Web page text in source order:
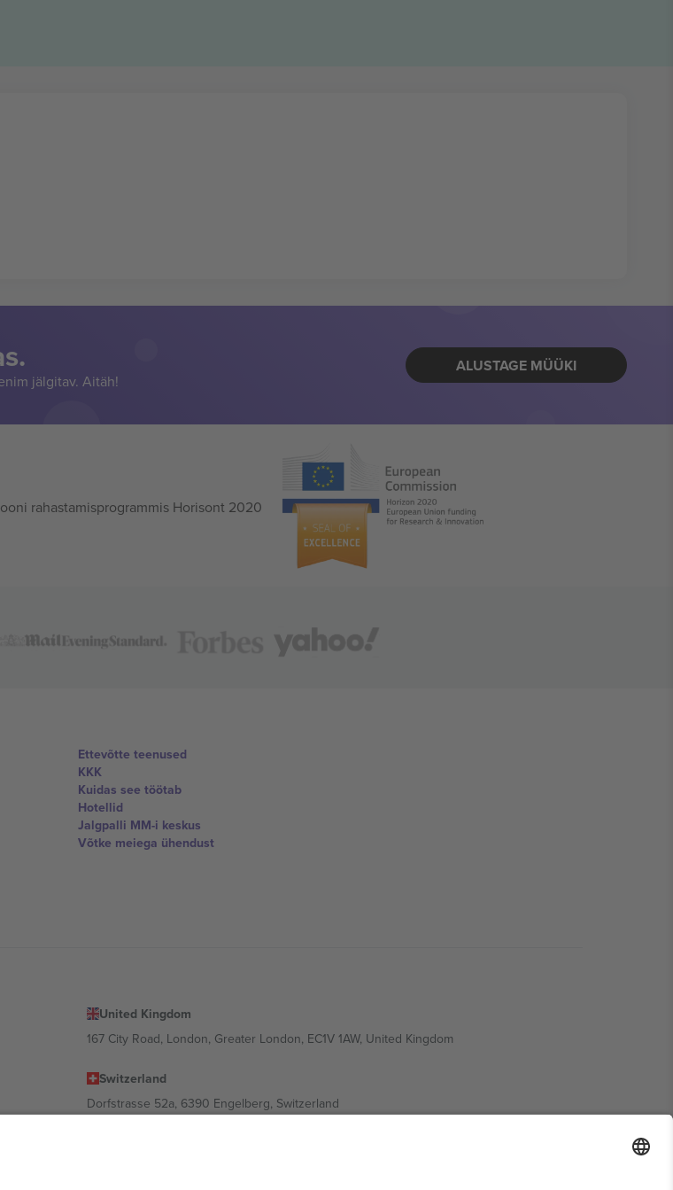
jälgitav. Aitäh!
ALUSTAGE MÜÜKI
rahastamisprogrammis Horisont 2020
Ettevõtte teenused
KKK
Kuidas see töötab
Hotellid
Jalgpalli MM-i keskus
Võtke meiega ühendust
United Kingdom
167 City Road, London, Greater London, EC1V 1AW, United Kingdom
Switzerland
Dorfstrasse 52a, 6390 Engelberg, Switzerland